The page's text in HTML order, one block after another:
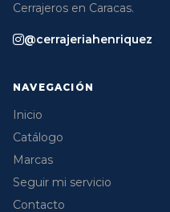
Cerrajeros en Caracas.
@cerrajeriahenriquez
NAVEGACIÓN
Inicio
Catálogo
Marcas
Seguir mi servicio
Contacto